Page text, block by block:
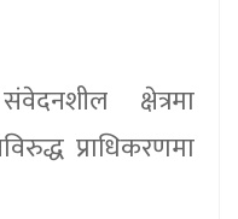
क्षेत्रमा
प्राधिकरणमा